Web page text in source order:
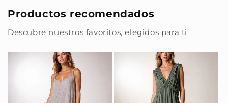
Productos recomendados
Descubre nuestros favoritos, elegidos para ti